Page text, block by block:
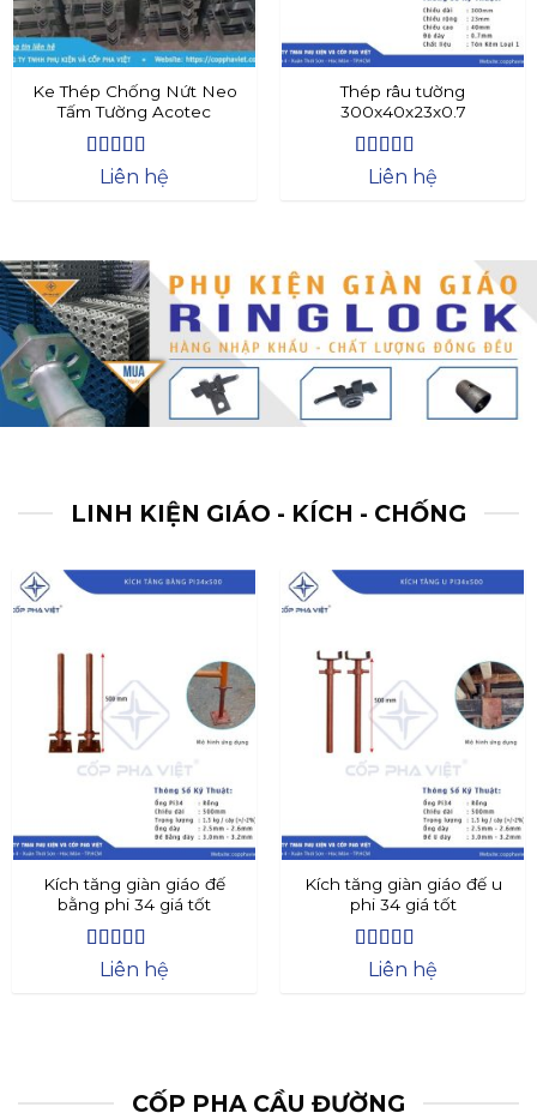
Ke Thép Chống Nứt Neo
Tấm Tường Acotec
Được xếp
Liên hệ
Thép râu tường
300x40x23x0.7
Được xếp
Liên hệ
LINH KIỆN GIÁO - KÍCH - CHỐNG
Kích tăng giàn giáo đế
bằng phi 34 giá tốt
Được xếp
5
Liên hệ
Kích tăng giàn giáo đế u
phi 34 giá tốt
Được xếp
5
Liên hệ
CỐP PHA CẦU ĐƯỜNG